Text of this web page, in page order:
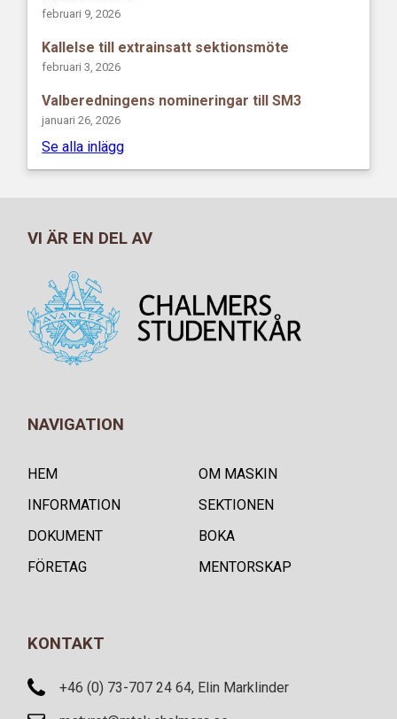
februari 9, 2026
Kallelse till extrainsatt sektionsmöte
februari 3, 2026
Valberedningens nomineringar till SM3
januari 26, 2026
Se alla inlägg
VI ÄR EN DEL AV
NAVIGATION
HEM
OM MASKIN
INFORMATION
SEKTIONEN
DOKUMENT
BOKA
FÖRETAG
MENTORSKAP
KONTAKT
+46 (0) 73-707 24 64, Elin Marklinder